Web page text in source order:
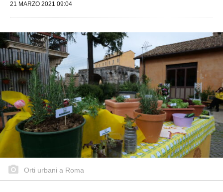
21 MARZO 2021 09:04
Orti urbani a Roma